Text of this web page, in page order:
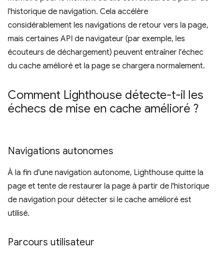
l'historique de navigation. Cela accélère
considérablement les navigations de retour vers la page,
mais certaines API de navigateur (par exemple, les
écouteurs de déchargement) peuvent entraîner l'échec
du cache amélioré et la page se chargera normalement.
Comment Lighthouse détecte-t-il les
échecs de mise en cache amélioré ?
Navigations autonomes
À la fin d'une navigation autonome, Lighthouse quitte la
page et tente de restaurer la page à partir de l'historique
de navigation pour détecter si le cache amélioré est
utilisé.
Parcours utilisateur